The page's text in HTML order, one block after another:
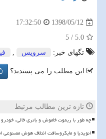
1398/05/12
17:32:50
5.0
/
5
تگهای خبر:
سرویس ,
این مطلب را می پسندید؟
تازه ترین مطالب مرتبط
چه طور با ریموت خاموش و باتری خالی،
انویدیا و مایکروسافت ائتلاف هوش مصنوعی